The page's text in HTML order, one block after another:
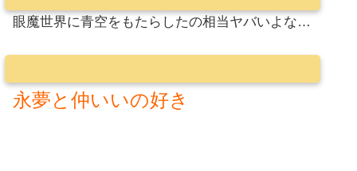
眼魔世界に青空をもたらしたの相当ヤバいよな…
永夢と仲いいの好き